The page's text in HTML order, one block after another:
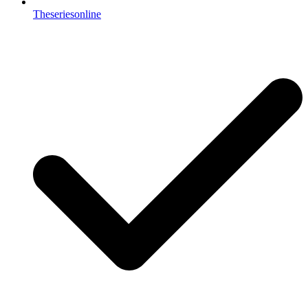
Theseriesonline